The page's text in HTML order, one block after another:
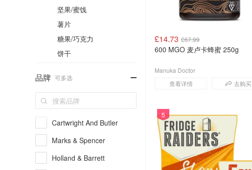
坚果/蜜饯
薯片
糖果/巧克力
饼干
品牌 可多选
Cartwright And Butler
Marks & Spencer
Holland & Barrett
£14.73 £67.99
600 MGO 麦卢卡蜂蜜 250g
查看详情 去购买
Manuka Doctor
5